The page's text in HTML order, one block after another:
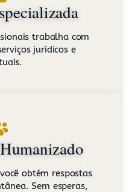
trabalha com
jurídicos e
obtém respostas
Sem esperas,